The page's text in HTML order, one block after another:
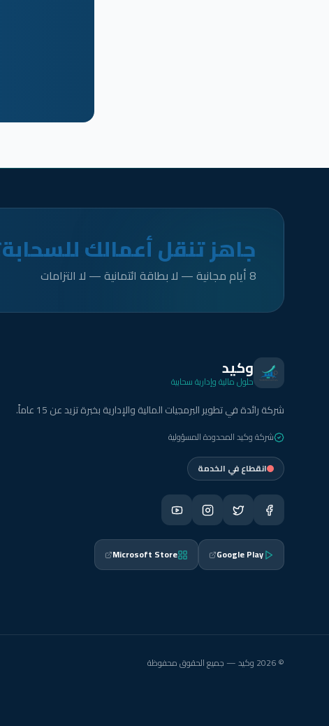
جاهز تنقل أعمالك
8 أيام مجانية — لا بطاقة ائتمانية — لا التزامات
وكيد
حلول مالية وإدارية سحابية
شركة رائدة في تطوير البرمجيات المالية والإدارية بخبرة تزيد عن 15 عاماً.
شركة وكيد المحدودة المسؤولية
انقطاع في الخدمة
Google Play
Microsoft Store
© 2026 وكيد — جميع الحقوق محفوظة